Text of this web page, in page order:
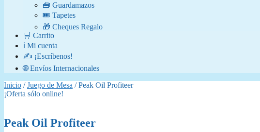
🧰 Guardamazos
🎟️ Tapetes
🎁 Cheques Regalo
🛒 Carrito
ℹ️ Mi cuenta
✍️ ¡Escríbenos!
🌐 Envíos Internacionales
Inicio /Juego de Mesa / Peak Oil Profiteer
¡Oferta sólo online!
Peak Oil Profiteer